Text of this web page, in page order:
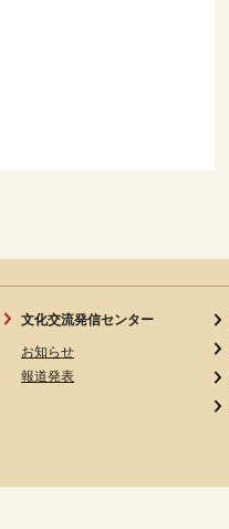
文化交流発信センター
お知らせ
報道発表